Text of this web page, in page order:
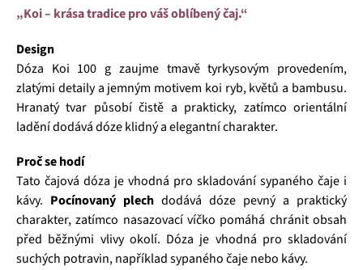
„Koi – krása tradice pro váš oblíbený čaj.“
Design
Dóza Koi 100 g zaujme tmavě tyrkysovým provedením,
zlatými detaily a jemným motivem koi ryb, květů a bambusu.
Hranatý tvar působí čistě a prakticky, zatímco orientální
ladění dodává dóze klidný a elegantní charakter.
Proč se hodí
Tato čajová dóza je vhodná pro skladování sypaného čaje i
kávy. Pocínovaný plech dodává dóze pevný a praktický
charakter, zatímco nasazovací víčko pomáhá chránit obsah
před běžnými vlivy okolí. Dóza je vhodná pro skladování
suchých potravin, například sypaného čaje nebo kávy.